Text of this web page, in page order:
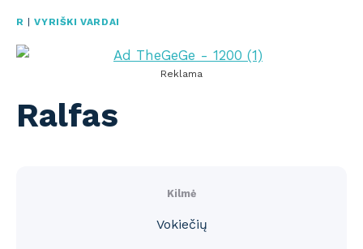
R |VYRIŠKI VARDAI
Reklama
Ralfas
Kilmė
Vokiečių